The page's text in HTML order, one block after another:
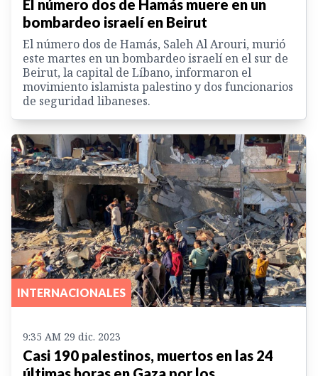
El número dos de Hamás muere en un
bombardeo israelí en Beirut
El número dos de Hamás, Saleh Al Arouri, murió
este martes en un bombardeo israelí en el sur de
Beirut, la capital de Líbano, informaron el
movimiento islamista palestino y dos funcionarios
de seguridad libaneses.
INTERNACIONALES
9:35 AM 29 dic. 2023
Casi 190 palestinos, muertos en las 24